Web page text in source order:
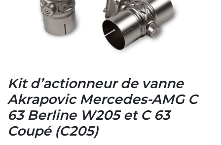
Kit d’actionneur de vanne
Akrapovic Mercedes-AMG C
63 Berline W205 et C 63
Coupé (C205)